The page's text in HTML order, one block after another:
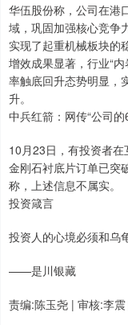
华伍股份称，公司在港
域，巩固加强核心竞争
实现了起重机械板块的
增效成果显著，行业“
率触底回升态势明显，
升。
中兵红箭：网传“公司
10月23日，有投资者
金刚石衬底片订单已突
称，上述信息不属实。
投资箴言
投资人的心境必须和乌
——是川银藏
责编:陈玉尧 | 审核:李